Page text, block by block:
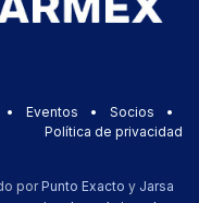
• Eventos • Socios
•
Política de privacidad
por Punto Exacto y Jarsa